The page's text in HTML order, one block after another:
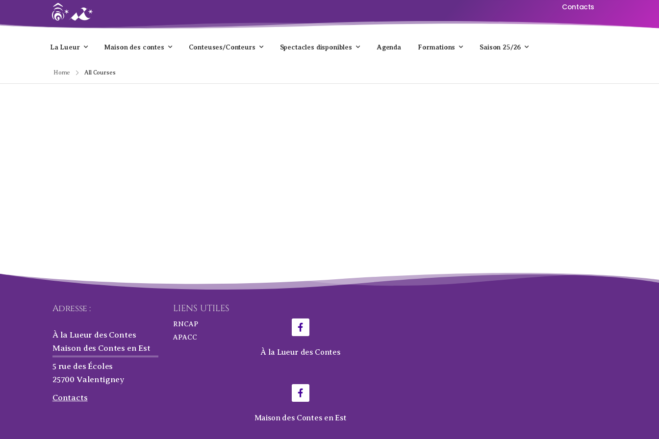
Contacts
La Lueur Maison des contes Conteuses/Conteurs Spectacles disponibles Agenda Formations Saison 25/26
Home All Courses
Adresse :
À la Lueur des Contes
Maison des Contes en Est
5 rue des Écoles
25700 Valentigney
Contacts
LIENS UTILES
RNCAP
APACC
À la Lueur des Contes
Maison des Contes en Est